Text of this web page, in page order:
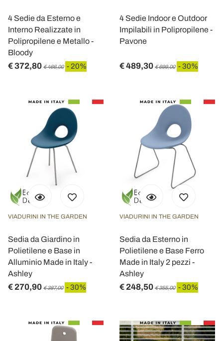
4 Sedie da Esterno e
Interno Realizzate in
Polipropilene e Metallo -
Bloody
€ 372,80 € 466,00 - 20%
4 Sedie Indoor e Outdoor
Impilabili in Polipropilene -
Pavone
€ 489,30 € 699,00 - 30%
VIADURINI IN THE GARDEN
Sedia da Giardino in
Polietilene e Base in
Alluminio Made in Italy -
Ashley
€ 270,90 € 387,00 - 30%
VIADURINI IN THE GARDEN
Sedia da Esterno in
Polietilene e Base Ferro
Made in Italy 2 pezzi -
Ashley
€ 248,50 € 355,00 - 30%